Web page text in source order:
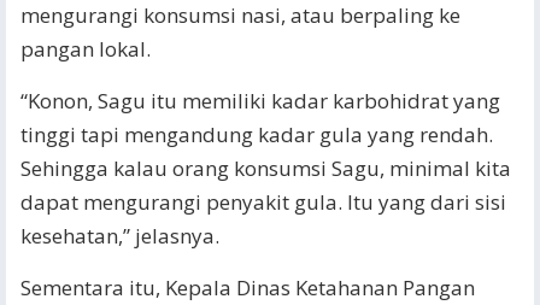
mengurangi konsumsi nasi, atau berpaling ke
pangan lokal.
“Konon, Sagu itu memiliki kadar karbohidrat yang
tinggi tapi mengandung kadar gula yang rendah.
Sehingga kalau orang konsumsi Sagu, minimal kita
dapat mengurangi penyakit gula. Itu yang dari sisi
kesehatan,” jelasnya.
Sementara itu, Kepala Dinas Ketahanan Pangan